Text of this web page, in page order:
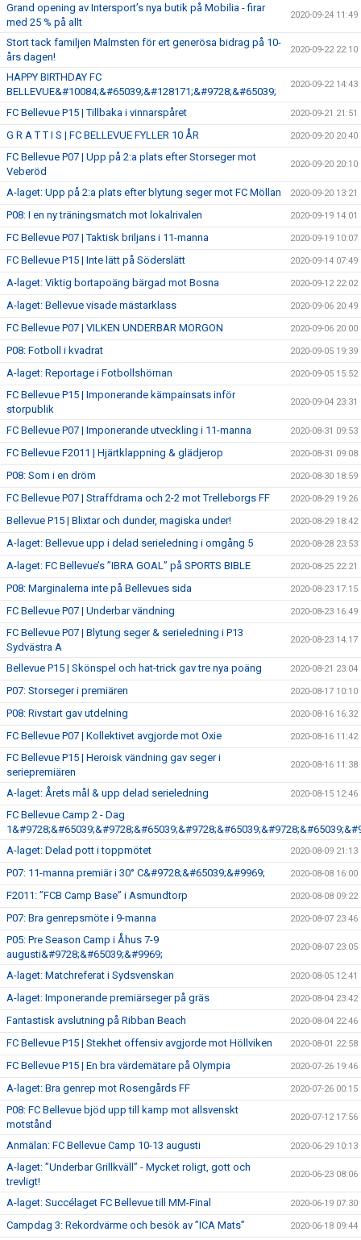
Grand opening av Intersport’s nya butik på Mobilia - firar
med 25 % på allt
2020-09-24 11:49
Stort tack familjen Malmsten för ert generösa bidrag på 10-
års dagen!
2020-09-22 22:10
HAPPY BIRTHDAY FC
BELLEVUE&#10084;&#65039;&#128171;&#9728;&#65039;
2020-09-22 14:43
FC Bellevue P15 | Tillbaka i vinnarspåret 2020-09-21 21:51
G R A T T I S | FC BELLEVUE FYLLER 10 ÅR 2020-09-20 20:40
FC Bellevue P07 | Upp på 2:a plats efter Storseger mot
Veberöd
2020-09-20 20:10
A-laget: Upp på 2:a plats efter blytung seger mot FC Möllan 2020-09-20 13:21
P08: I en ny träningsmatch mot lokalrivalen 2020-09-19 14:01
FC Bellevue P07 | Taktisk briljans i 11-manna 2020-09-19 10:07
FC Bellevue P15 | Inte lätt på Söderslätt 2020-09-14 07:49
A-laget: Viktig bortapoäng bärgad mot Bosna 2020-09-12 22:02
A-laget: Bellevue visade mästarklass 2020-09-06 20:49
FC Bellevue P07 | VILKEN UNDERBAR MORGON 2020-09-06 20:00
P08: Fotboll i kvadrat 2020-09-05 19:39
A-laget: Reportage i Fotbollshörnan 2020-09-05 15:52
FC Bellevue P15 | Imponerande kämpainsats inför
storpublik
2020-09-04 23:31
FC Bellevue P07 | Imponerande utveckling i 11-manna 2020-08-31 09:53
FC Bellevue F2011 | Hjärtklappning & glädjerop 2020-08-31 09:08
P08: Som i en dröm 2020-08-30 18:59
FC Bellevue P07 | Straffdrama och 2-2 mot Trelleborgs FF 2020-08-29 19:26
Bellevue P15 | Blixtar och dunder, magiska under! 2020-08-29 18:42
A-laget: Bellevue upp i delad serieledning i omgång 5 2020-08-28 23:53
A-laget: FC Bellevue’s ”IBRA GOAL” på SPORTS BIBLE 2020-08-25 22:21
P08: Marginalerna inte på Bellevues sida 2020-08-23 17:15
FC Bellevue P07 | Underbar vändning 2020-08-23 16:49
FC Bellevue P07 | Blytung seger & serieledning i P13
Sydvästra A
2020-08-23 14:17
Bellevue P15 | Skönspel och hat-trick gav tre nya poäng 2020-08-21 23:04
P07: Storseger i premiären 2020-08-17 10:10
P08: Rivstart gav utdelning 2020-08-16 16:32
FC Bellevue P07 | Kollektivet avgjorde mot Oxie 2020-08-16 11:42
FC Bellevue P15 | Heroisk vändning gav seger i
seriepremiären
2020-08-16 11:38
A-laget: Årets mål & upp delad serieledning 2020-08-15 12:46
FC Bellevue Camp 2 - Dag
A-laget: Delad pott i toppmötet
2020-08-09 21:13
P07: 11-manna premiär i 30° C&#9728;&#65039;&#9969; 2020-08-08 16:00
F2011: ”FCB Camp Base” i Asmundtorp 2020-08-08 09:22
P07: Bra genrepsmöte i 9-manna 2020-08-07 23:46
P05: Pre Season Camp i Åhus 7-9
augusti&#9728;&#65039;&#9969;
2020-08-07 23:05
A-laget: Matchreferat i Sydsvenskan 2020-08-05 12:41
A-laget: Imponerande premiärseger på gräs 2020-08-04 23:42
Fantastisk avslutning på Ribban Beach 2020-08-04 22:46
FC Bellevue P15 | Stekhet offensiv avgjorde mot Höllviken 2020-08-01 22:58
FC Bellevue P15 | En bra värdemätare på Olympia 2020-07-26 19:46
A-laget: Bra genrep mot Rosengårds FF 2020-07-26 00:15
P08: FC Bellevue bjöd upp till kamp mot allsvenskt
motstånd
2020-07-12 17:56
Anmälan: FC Bellevue Camp 10-13 augusti 2020-06-29 10:13
A-laget: ”Underbar Grillkväll” - Mycket roligt, gott och
trevligt!
2020-06-23 08:06
A-laget: Succélaget FC Bellevue till MM-Final 2020-06-19 07:30
Campdag 3: Rekordvärme och besök av ”ICA Mats” 2020-06-18 09:44